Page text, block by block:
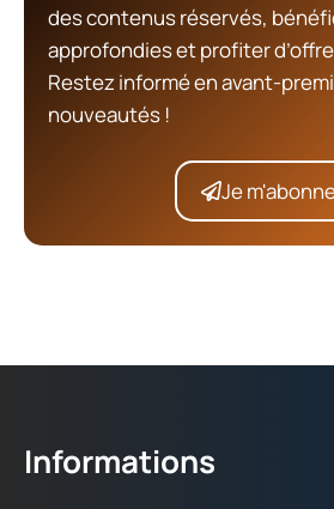
des contenus réservés,
approfondies et profiter
Restez informé en avant-
nouveautés !
Je
Informations